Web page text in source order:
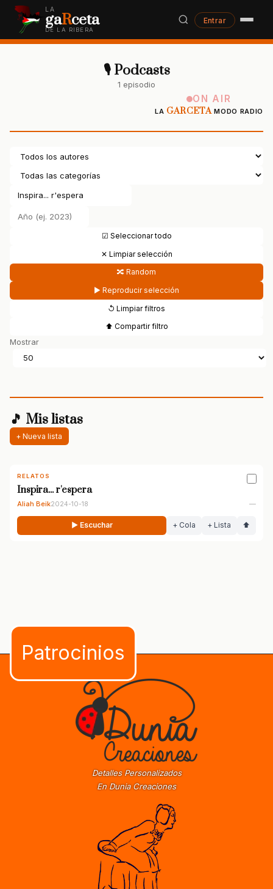
LA
gaRceta
DE LA RIBERA
Entrar
🎙 Podcasts
1 episodio
ON AIR
LA GARCETAMODO RADIO
☑ Seleccionar todo
✕ Limpiar selección
🔀 Random
▶ Reproducir selección
↺ Limpiar filtros
⬆ Compartir filtro
Mostrar
🎵 Mis listas
+ Nueva lista
RELATOS
Inspira... r'espera
Aliah Beik2024-10-18 —
▶ Escuchar + Cola + Lista ⬆
Detalles Personalizados
En Dunia Creaciones